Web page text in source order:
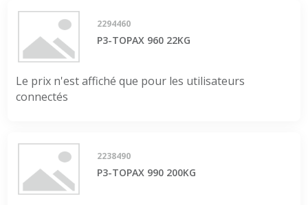
2294460
P3-TOPAX 960 22KG
Le prix n'est affiché que pour les utilisateurs
connectés
2238490
P3-TOPAX 990 200KG